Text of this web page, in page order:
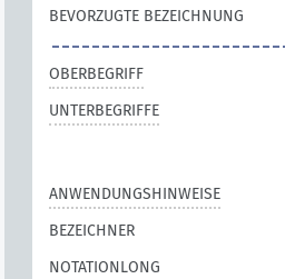
BEVORZUGTE BEZEICHNUNG
OBERBEGRIFF
UNTERBEGRIFFE
ANWENDUNGSHINWEISE
BEZEICHNER
NOTATIONLONG